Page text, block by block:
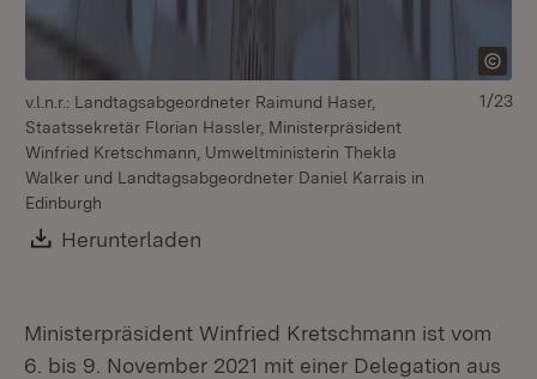
v.l.n.r.: Landtagsabgeordneter Raimund Haser,
Staatssekretär Florian Hassler, Ministerpräsident
Winfried Kretschmann, Umweltministerin Thekla
Walker und Landtagsabgeordneter Daniel Karrais in
Edinburgh
Download:
Herunterladen
1/23
Ministerpräsident Winfried Kretschmann ist vom
6. bis 9. November 2021 mit einer Delegation aus